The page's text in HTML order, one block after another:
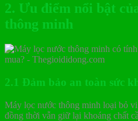
2. Ưu điểm nổi bật
thông minh
2.1 Đảm bảo an toàn sức
Máy lọc nước thông minh loại bỏ
đồng thời vẫn giữ lại khoáng chất